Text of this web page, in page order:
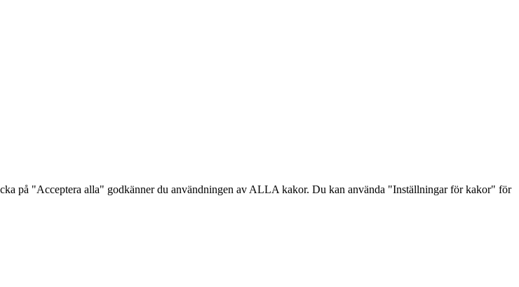
på "Acceptera alla" godkänner du användningen av ALLA kakor. Du kan använda "Inställningar för kakor" för